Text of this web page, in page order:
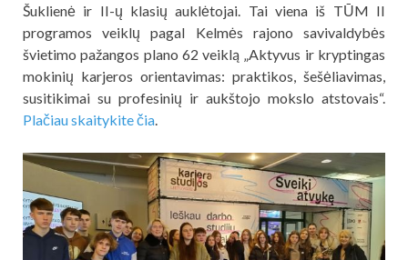
Šuklienė ir II-ų klasių auklėtojai. Tai viena iš TŪM II
programos veiklų pagal Kelmės rajono savivaldybės
švietimo pažangos plano 62 veiklą „Aktyvus ir kryptingas
mokinių karjeros orientavimas: praktikos, šešėliavimas,
susitikimai su profesinių ir aukštojo mokslo atstovais“.
Plačiau skaitykite čia